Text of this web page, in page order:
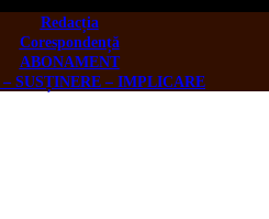
Redacția
Corespondență
ABONAMENT
SUSȚINERE – IMPLICARE